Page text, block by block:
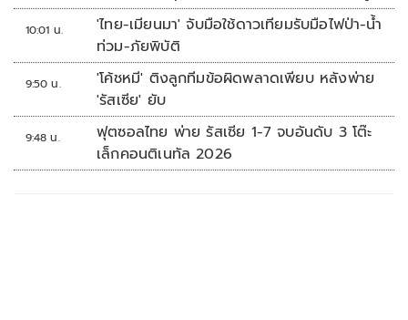
จุดเด่นคนไทยได้ใช้ AI ระดับโปร ลดเหลื่อมล้ำ
ทางเทคโนโลยี เซฟงบไปกว่า900ล้าน เชื่อหาก
ใช้เต็มที่เอกชนขาดทุนย่อยยับ
10:01 น.
'ไทย-เมียนมา' จับมือใช้ดาวเทียมรับมือไฟป่า-น้ำ
ท่วม-ภัยพิบัติ
9:50 น.
'โค้ชหมี' ติงลูกทีมข้อผิดพลาดเพียบ หลังพ่าย
'รัสเซีย' ยับ
9:48 น.
ฟุตซอลไทย พ่าย รัสเซีย 1-7 จบอันดับ 3 โต๊ะ
เล็กคอนติเนทัล 2026